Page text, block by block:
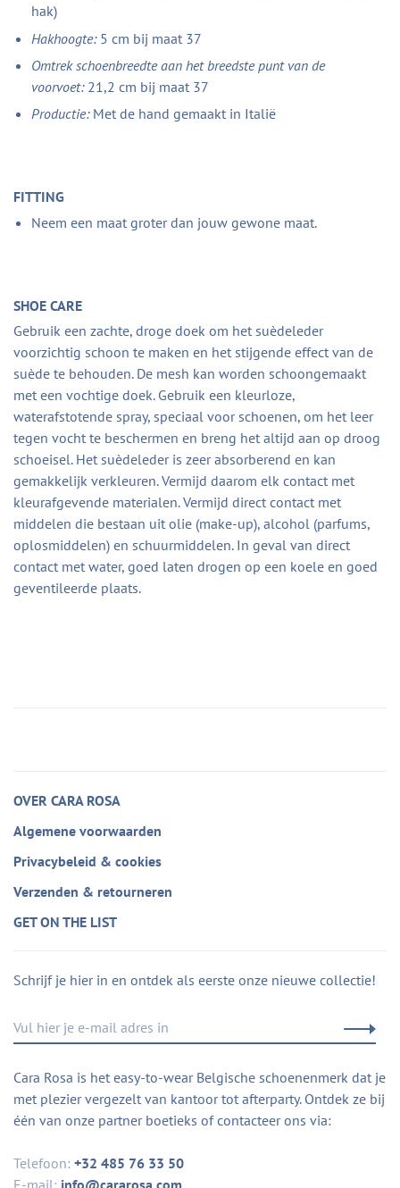
hak)
Hakhoogte:5 cm bij maat 37
Omtrek schoenbreedte aan het breedste punt van de
voorvoet:21,2 cm bij maat 37
Productie:Met de hand gemaakt in Italië
FITTING
Neem een maat groter dan jouw gewone maat.
SHOE CARE
Gebruik een zachte, droge doek om het suèdeleder
voorzichtig schoon te maken en het stijgende effect van de
suède te behouden. De mesh kan worden schoongemaakt
met een vochtige doek. Gebruik een kleurloze,
waterafstotende spray, speciaal voor schoenen, om het leer
tegen vocht te beschermen en breng het altijd aan op droog
schoeisel. Het suèdeleder is zeer absorberend en kan
gemakkelijk verkleuren. Vermijd daarom elk contact met
kleurafgevende materialen. Vermijd direct contact met
middelen die bestaan uit olie (make-up), alcohol (parfums,
oplosmiddelen) en schuurmiddelen. In geval van direct
contact met water, goed laten drogen op een koele en goed
geventileerde plaats.
OVER CARA ROSA
Algemene voorwaarden
Privacybeleid & cookies
Verzenden & retourneren
GET ON THE LIST
Schrijf je hier in en ontdek als eerste onze nieuwe collectie!
Cara Rosa is het easy-to-wear Belgische schoenenmerk dat je
met plezier vergezelt van kantoor tot afterparty. Ontdek ze bij
één van onze partner boetieks of contacteer ons via:
Telefoon: +32 485 76 33 50